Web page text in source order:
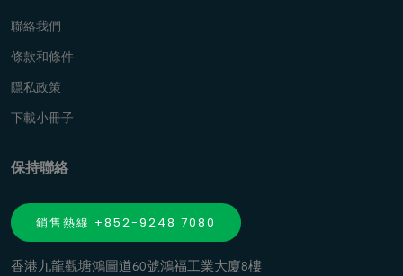
聯絡我們
條款和條件
隱私政策
下載小冊子
保持聯絡
銷售熱線 +852-9248 7080
香港九龍觀塘鴻圖道60號鴻福工業大廈8樓